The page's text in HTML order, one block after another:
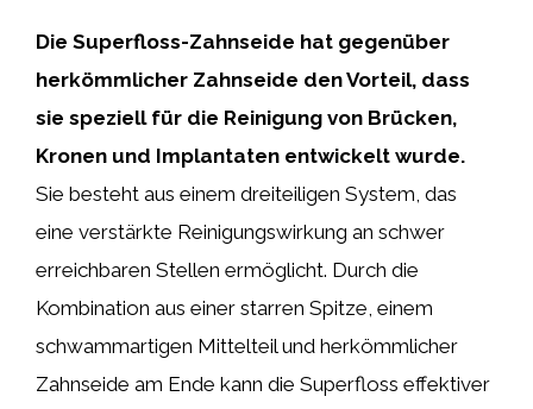
Die Superfloss-Zahnseide hat gegenüber
herkömmlicher Zahnseide den Vorteil, dass
sie speziell für die Reinigung von Brücken,
Kronen und Implantaten entwickelt wurde.
Sie besteht aus einem dreiteiligen System, das
eine verstärkte Reinigungswirkung an schwer
erreichbaren Stellen ermöglicht. Durch die
Kombination aus einer starren Spitze, einem
schwammartigen Mittelteil und herkömmlicher
Zahnseide am Ende kann die Superfloss effektiver